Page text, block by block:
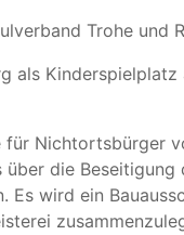
Trohe und
als
für Nichtortsbürger
über die
Es wird ein